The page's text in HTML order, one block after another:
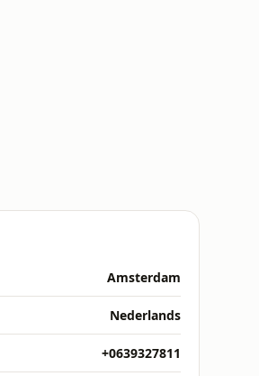
Amsterdam
Nederlands
+0639327811